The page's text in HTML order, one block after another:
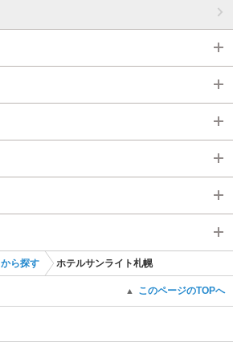
ら探す ホテルサンライト札幌
▲ このページのTOPへ